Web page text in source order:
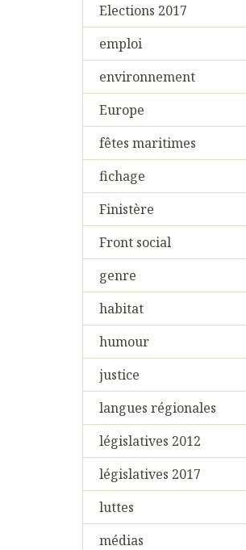
Elections 2017
emploi
environnement
Europe
fêtes maritimes
fichage
Finistère
Front social
genre
habitat
humour
justice
langues régionales
législatives 2012
législatives 2017
luttes
médias